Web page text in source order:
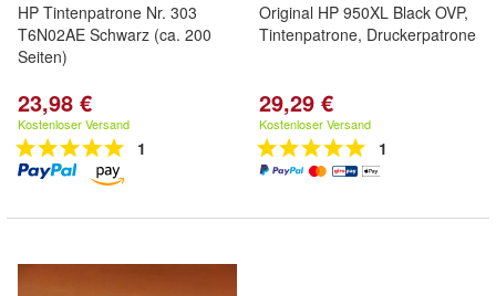
HP Tintenpatrone Nr. 303
T6N02AE Schwarz (ca. 200
Seiten)
23,98 €
Kostenloser Versand
1
Original HP 950XL Black OVP,
Tintenpatrone, Druckerpatrone
29,29 €
Kostenloser Versand
1